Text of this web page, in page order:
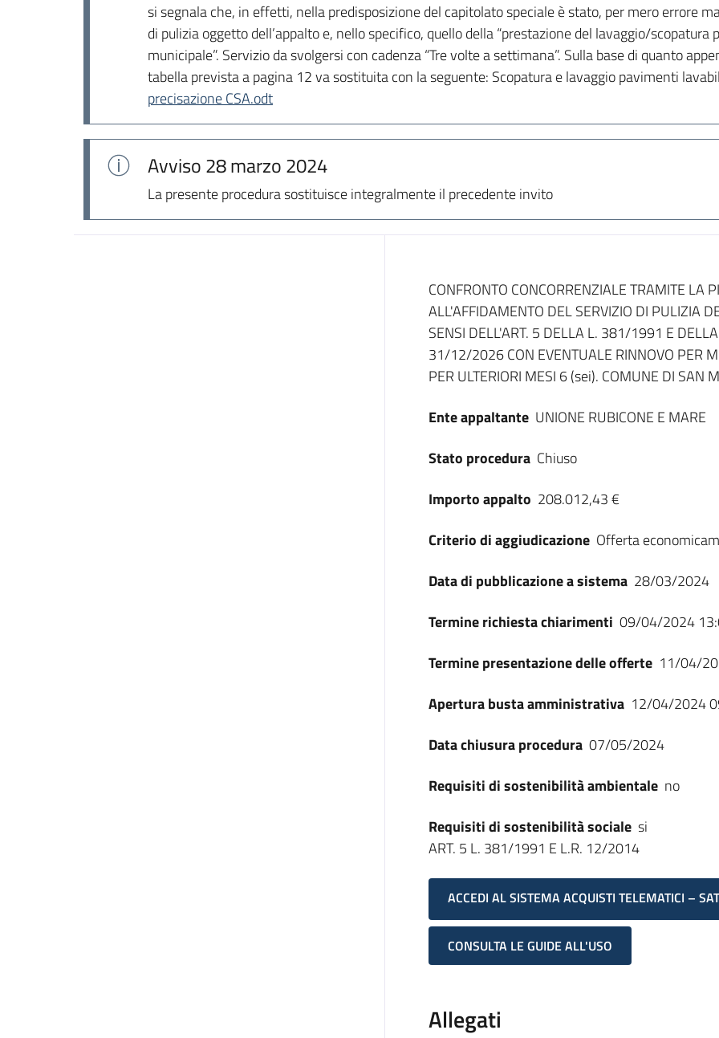
si segnala che, in effetti, nella predisposizione del capitolato speciale è stato, per mero errore
di pulizia oggetto dell’appalto e, nello specifico, quello della “prestazione del lavaggio/
municipale”. Servizio da svolgersi con cadenza “Tre volte a settimana”. Sulla base di quanto
tabella prevista a pagina 12 va sostituita con la seguente: Scopatura e lavaggio pavimenti
precisazione CSA.odt
Avviso28 marzo 2024
La presente procedura sostituisce integralmente il precedente invito
Dati del bando
CONFRONTO CONCORRENZIALE TRAMITE LA
ALL'AFFIDAMENTO DEL SERVIZIO DI PULIZIA
SENSI DELL'ART. 5 DELLA L. 381/1991 E
31/12/2026 CON EVENTUALE RINNOVO PER
PER ULTERIORI MESI 6 (sei). COMUNE DI SAN
Ente appaltante UNIONE RUBICONE E MARE
Stato procedura Chiuso
Importo appalto 208.012,43 €
Criterio di aggiudicazione Offerta
Data di pubblicazione a sistema 28/03/2024
Termine richiesta chiarimenti 09/04/2024
Termine presentazione delle offerte 11/04/
Apertura busta amministrativa 12/04/2024
Data chiusura procedura 07/05/2024
Requisiti di sostenibilità ambientale no
Requisiti di sostenibilità sociale si
ART. 5 L. 381/1991 E L.R. 12/2014
ACCEDI AL SISTEMA ACQUISTI TELEMATICI –
CONSULTA LE GUIDE ALL'USO
Allegati